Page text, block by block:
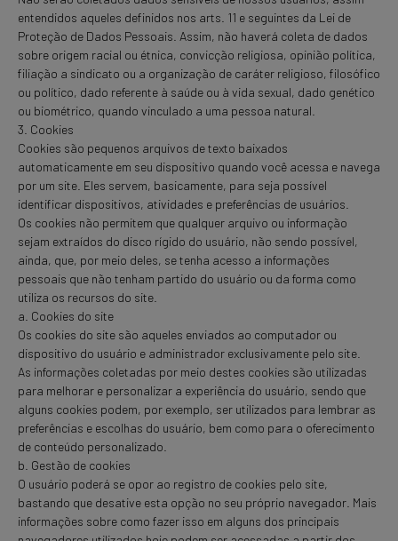
entendidos aqueles definidos nos arts. 11 e seguintes da Lei de
Proteção de Dados Pessoais. Assim, não haverá coleta de dados
sobre origem racial ou étnica, convicção religiosa, opinião política,
filiação a sindicato ou a organização de caráter religioso, filosófico
ou político, dado referente à saúde ou à vida sexual, dado genético
ou biométrico, quando vinculado a uma pessoa natural.
3. Cookies
Cookies são pequenos arquivos de texto baixados
automaticamente em seu dispositivo quando você acessa e navega
por um site. Eles servem, basicamente, para seja possível
identificar dispositivos, atividades e preferências de usuários.
Os cookies não permitem que qualquer arquivo ou informação
sejam extraídos do disco rígido do usuário, não sendo possível,
ainda, que, por meio deles, se tenha acesso a informações
pessoais que não tenham partido do usuário ou da forma como
utiliza os recursos do site.
a. Cookies do site
Os cookies do site são aqueles enviados ao computador ou
dispositivo do usuário e administrador exclusivamente pelo site.
As informações coletadas por meio destes cookies são utilizadas
para melhorar e personalizar a experiência do usuário, sendo que
alguns cookies podem, por exemplo, ser utilizados para lembrar as
preferências e escolhas do usuário, bem como para o oferecimento
de conteúdo personalizado.
b. Gestão de cookies
O usuário poderá se opor ao registro de cookies pelo site,
bastando que desative esta opção no seu próprio navegador. Mais
informações sobre como fazer isso em alguns dos principais